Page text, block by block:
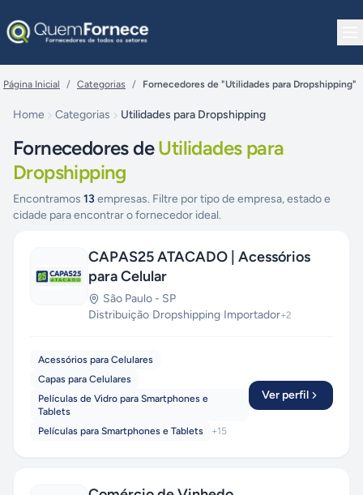
Página Inicial / Categorias / Fornecedores de "Utilidades para Dropshipping"
Home Categorias Utilidades para Dropshipping
Fornecedores deUtilidades para
Dropshipping
Encontramos 13 empresas. Filtre por tipo de empresa, estado e
cidade para encontrar o fornecedor ideal.
CAPAS25 ATACADO | Acessórios
para Celular
São Paulo - SP
Distribuição·Dropshipping·Importador+2
Acessórios para Celulares
Capas para Celulares
Películas de Vidro para Smartphones e
Tablets
Películas para Smartphones e Tablets
+15
Ver perfil